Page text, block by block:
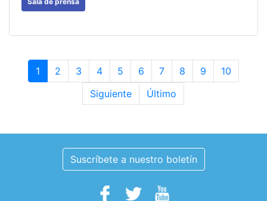
1 2 3 4 5 6 7 8 9
10
Siguiente
Último
Suscríbete a nuestro boletín